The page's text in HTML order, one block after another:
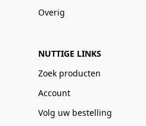
Overig
NUTTIGE LINKS
Zoek producten
Account
Volg uw bestelling